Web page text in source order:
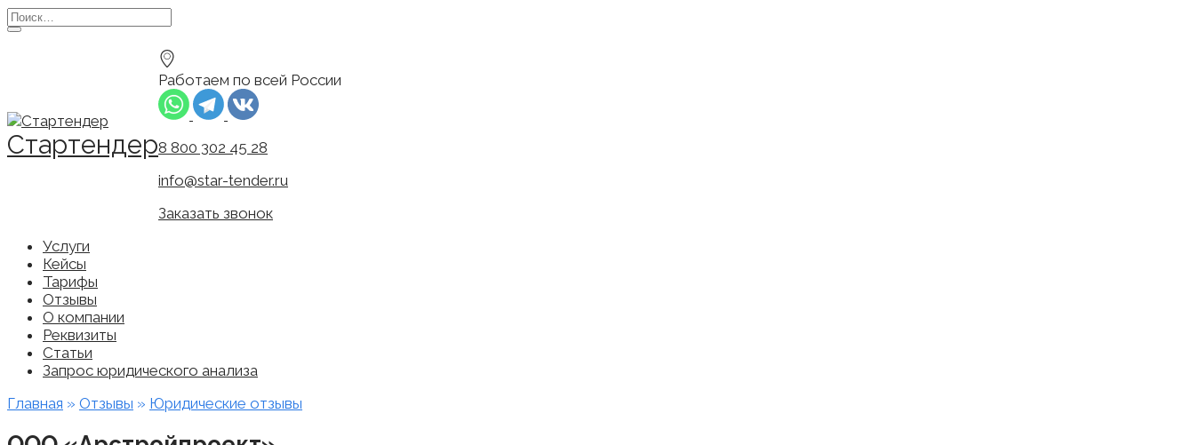
Перейти
к
Search
for:
Стартендер
Работаем по всей России
8 800 302 45 28
info@star-tender.ru
Заказать звонок
Услуги
Кейсы
Тарифы
Отзывы
О компании
Реквизиты
Статьи
Запрос юридического анализа
Главная » Отзывы » Юридические отзывы